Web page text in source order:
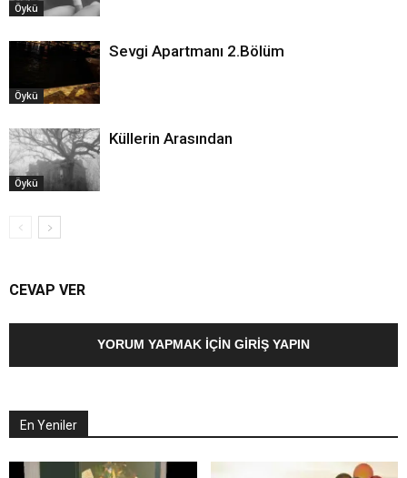
Öykü
Öykü
Sevgi Apartmanı 2.Bölüm
Öykü
Küllerin Arasından
CEVAP VER
YORUM YAPMAK İÇIN GIRIŞ YAPIN
En Yeniler